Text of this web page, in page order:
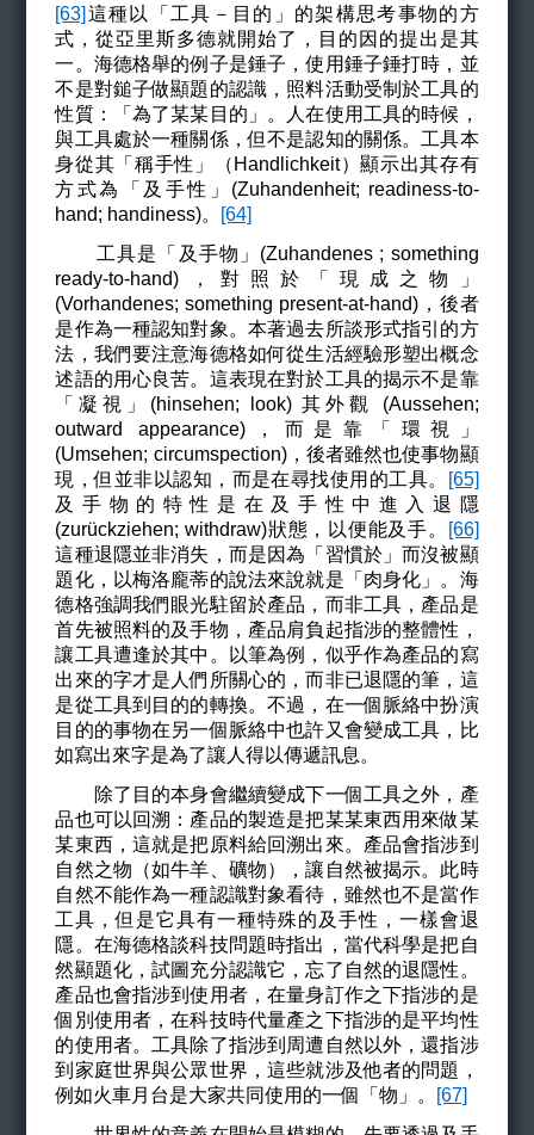
[63] 這種以「工具－目的」的架構思考事物的方
式，從亞里斯多德就開始了，目的因的提出是其
一。海德格舉的例子是錘子，使用錘子錘打時，並
不是對鎚子做顯題的認識，照料活動受制於工具的
性質：「為了某某目的」。人在使用工具的時候，
與工具處於一種關係，但不是認知的關係。工具本
身從其「稱手性」（Handlichkeit）顯示出其存有
方式為「及手性」(Zuhandenheit; readiness-to-
hand; handiness)。 [64]
工具是「及手物」(Zuhandenes ; something
ready-to-hand)，對照於「現成之物」
(Vorhandenes; something present-at-hand)，後者
是作為一種認知對象。本著過去所談形式指引的方
法，我們要注意海德格如何從生活經驗形塑出概念
述語的用心良苦。這表現在對於工具的揭示不是靠
「凝視」(hinsehen; look) 其外觀 (Aussehen;
outward appearance)，而是靠「環視」
(Umsehen; circumspection)，後者雖然也使事物顯
現，但並非以認知，而是在尋找使用的工具。
[65]
及手物的特性是在及手性中進入退隱
(zurückziehen; withdraw)狀態，以便能及手。
[66]
這種退隱並非消失，而是因為「習慣於」而沒被顯
題化，以梅洛龐蒂的說法來說就是「肉身化」。海
德格強調我們眼光駐留於產品，而非工具，產品是
首先被照料的及手物，產品肩負起指涉的整體性，
讓工具遭逢於其中。以筆為例，似乎作為產品的寫
出來的字才是人們所關心的，而非已退隱的筆，這
是從工具到目的的轉換。不過，在一個脈絡中扮演
目的的事物在另一個脈絡中也許又會變成工具，比
如寫出來字是為了讓人得以傳遞訊息。
除了目的本身會繼續變成下一個工具之外，產
品也可以回溯：產品的製造是把某某東西用來做某
某東西，這就是把原料給回溯出來。產品會指涉到
自然之物（如牛羊、礦物），讓自然被揭示。此時
自然不能作為一種認識對象看待，雖然也不是當作
工具，但是它具有一種特殊的及手性，一樣會退
隱。在海德格談科技問題時指出，當代科學是把自
然顯題化，試圖充分認識它，忘了自然的退隱性。
產品也會指涉到使用者，在量身訂作之下指涉的是
個別使用者，在科技時代量產之下指涉的是平均性
的使用者。工具除了指涉到周遭自然以外，還指涉
到家庭世界與公眾世界，這些就涉及他者的問題，
例如火車月台是大家共同使用的一個「物」。 [67]